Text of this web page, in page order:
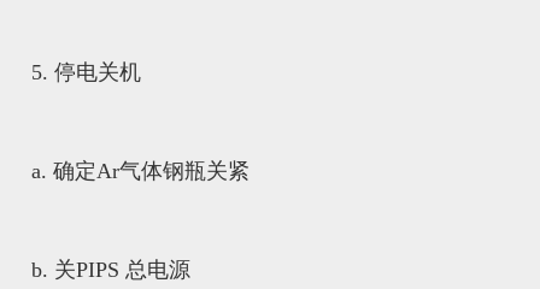
5. 停电关机
a. 确定Ar气体钢瓶关紧
b. 关PIPS 总电源